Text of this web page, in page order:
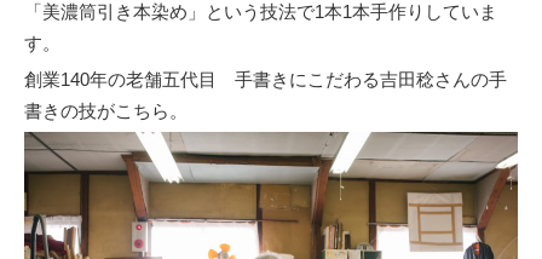
「美濃筒引き本染め」という技法で1本1本手作りしていま
す。
創業140年の老舗五代目 手書きにこだわる吉田稔さんの手
書きの技がこちら。